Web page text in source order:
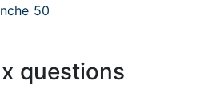
50
questions